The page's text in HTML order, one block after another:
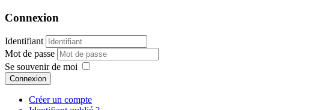
Connexion
Identifiant
Mot de passe
Se souvenir de moi
Connexion
Créer un compte